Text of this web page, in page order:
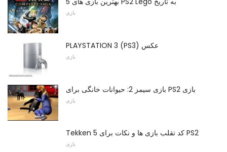
بازی
PLAYSTATION 3 (PS3) عکس
بازی
بازی سیمز 2: حیوانات خانگی برای PS2 بازی
بازی
Tekken 5 کد تقلب بازی ها و نکات برای PS2
بازی